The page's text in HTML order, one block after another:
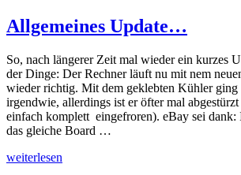
Allgemeines Update…
So, nach längerer Zeit mal wieder ein kurzes
der Dinge: Der Rechner läuft nu mit nem
wieder richtig. Mit dem geklebten Kühler ging
irgendwie, allerdings ist er öfter mal abgestürzt
einfach komplett eingefroren). eBay sei dank:
das gleiche Board …
„Allgemeines
weiterlesen